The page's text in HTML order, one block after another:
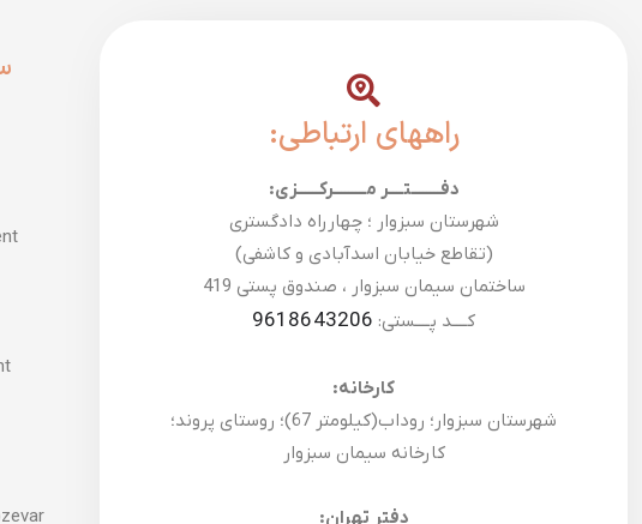
راههای ارتباطی:
دفــــــــتــــر مـــــــــرکــــــزی:
شهرستان سبزوار ؛ چهارراه دادگستری
(تقاطع خیابان اسدآبادی و کاشفی)
ساختمان سیمان سبزوار ، صندوق پستی 419
کــــد پــــستی: 9618643206
کارخانه:
شهرستان سبزوار؛ روداب(کیلومتر 67)؛ روستای پروند؛
کارخانه سیمان سبزوار
دفتر تهران: